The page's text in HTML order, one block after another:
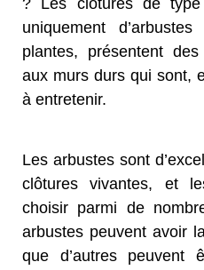
? Les clôtures de type
uniquement
plantes, présentent
aux murs durs qui sont,
à entretenir.
Les arbustes sont
clôtures vivantes, et
choisir parmi de
arbustes peuvent avoir
que d’autres peuvent